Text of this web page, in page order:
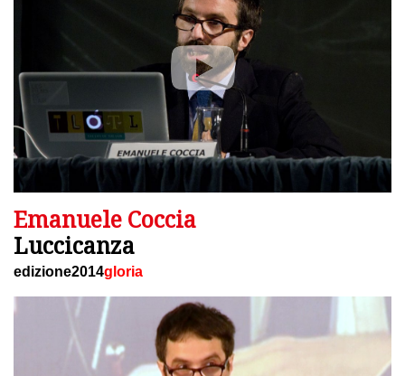
Emanuele Coccia
Luccicanza
edizione2014gloria